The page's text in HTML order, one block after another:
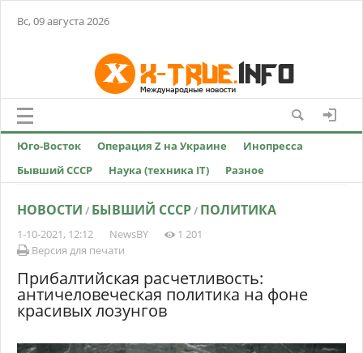
Вс, 09 августа 2026
Юго-Восток Операция Z на Украине
Инопресса
Бывший СССР
Наука (техника IT) Разное
НОВОСТИ / БЫВШИЙ СССР/ ПОЛИТИКА
1-10-2021, 12:12 NewsBY
1 201
Версия для печати
Прибалтийская расчетливость:
античеловеческая политика на фоне
красивых лозунгов